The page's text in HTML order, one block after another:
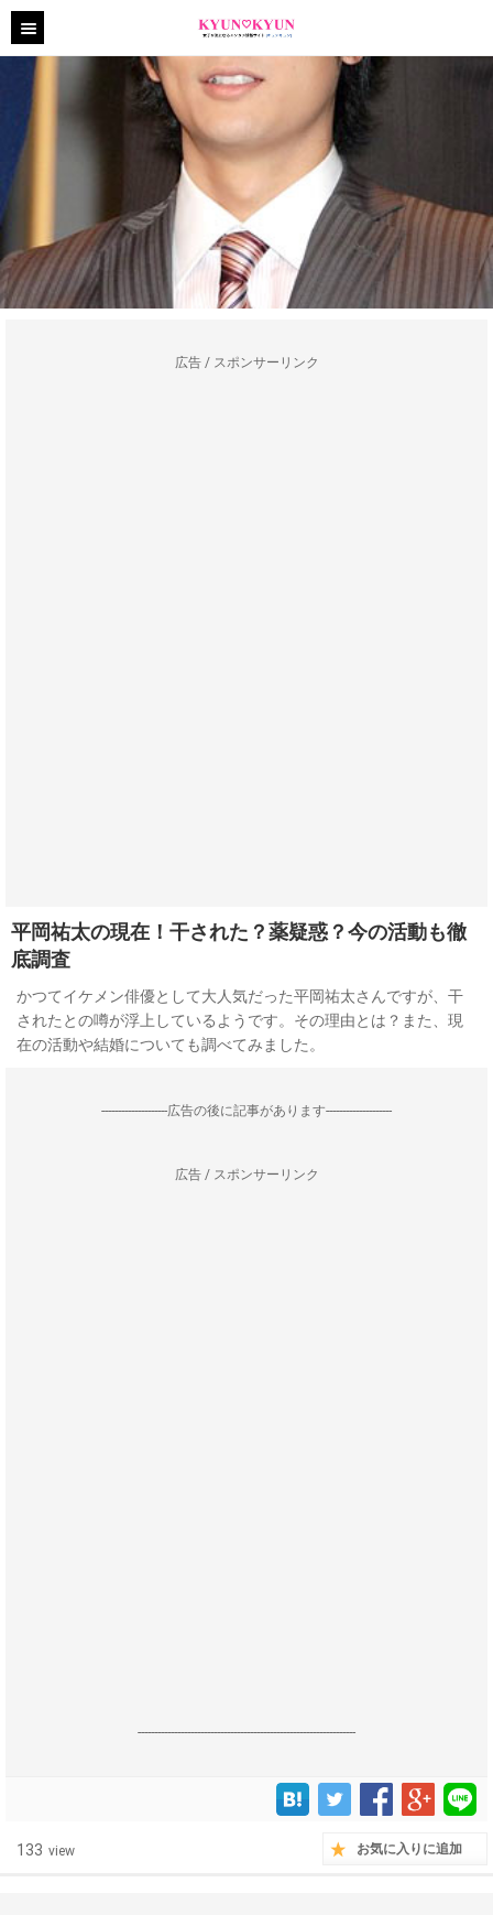
広告 / スポンサーリンク
平岡祐太の現在！干された？薬疑惑？今の活動も徹
底調査
かつてイケメン俳優として大人気だった平岡祐太さんですが、干
されたとの噂が浮上しているようです。その理由とは？また、現
在の活動や結婚についても調べてみました。
--------------------広告の後に記事があります--------------------
広告 / スポンサーリンク
------------------------------------------------------------------
133 view お気に入りに追加